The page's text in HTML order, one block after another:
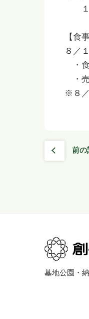
１
【食
８／
・食
・
※８／
前の
墓地公園・